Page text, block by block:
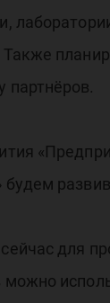
партнёров.
будем
для
можно